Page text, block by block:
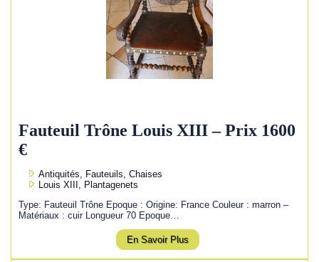
Fauteuil Trône Louis XIII – Prix 1600
€
Antiquités, Fauteuils, Chaises
Louis XIII, Plantagenets
Type: Fauteuil Trône Epoque : Origine: France Couleur : marron –
Matériaux : cuir Longueur 70 Epoque…
En Savoir Plus